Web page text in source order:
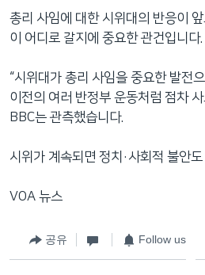
총리 사임에 대한 시위대의 반응이
이 어디로 갈지에 중요한 관건입니다.
“시위대가 총리 사임을 중요한 발전
이전의 여러 반정부 운동처럼 점차
BBC는 관측했습니다.
시위가 계속되면 정치·사회적 불안
VOA 뉴스
공유 Follow us